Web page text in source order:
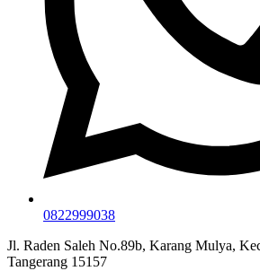
0822999038
Jl. Raden Saleh No.89b, Karang Mulya,
Tangerang 15157